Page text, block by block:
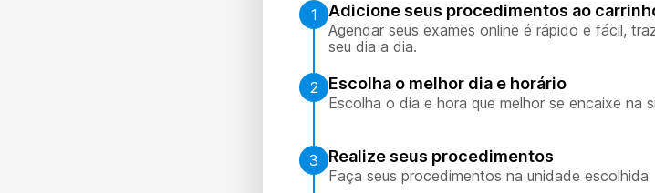
1 Adicione seus procedimentos ao
Agendar seus exames online é rápido e fácil,
seu dia a dia.
2 Escolha o melhor dia e horário
Escolha o dia e hora que melhor se encaixe na
3 Realize seus procedimentos
Faça seus procedimentos na unidade escolhida